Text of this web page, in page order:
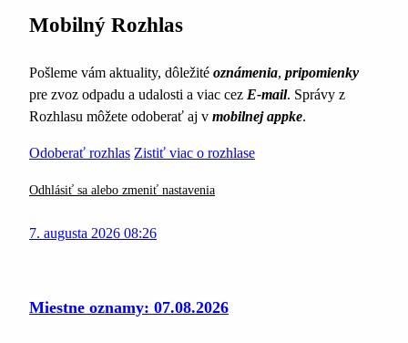
Mobilný Rozhlas
Pošleme vám aktuality, dôležité oznámenia, pripomienky
pre zvoz odpadu a udalosti a viac cez E-mail. Správy z
Rozhlasu môžete odoberať aj v mobilnej appke.
Odoberať rozhlas Zistiť viac o rozhlase
Odhlásiť sa alebo zmeniť nastavenia
7. augusta 2026 08:26
Miestne oznamy: 07.08.2026